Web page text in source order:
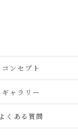
コンセプト
ギャラリー
よくある質問